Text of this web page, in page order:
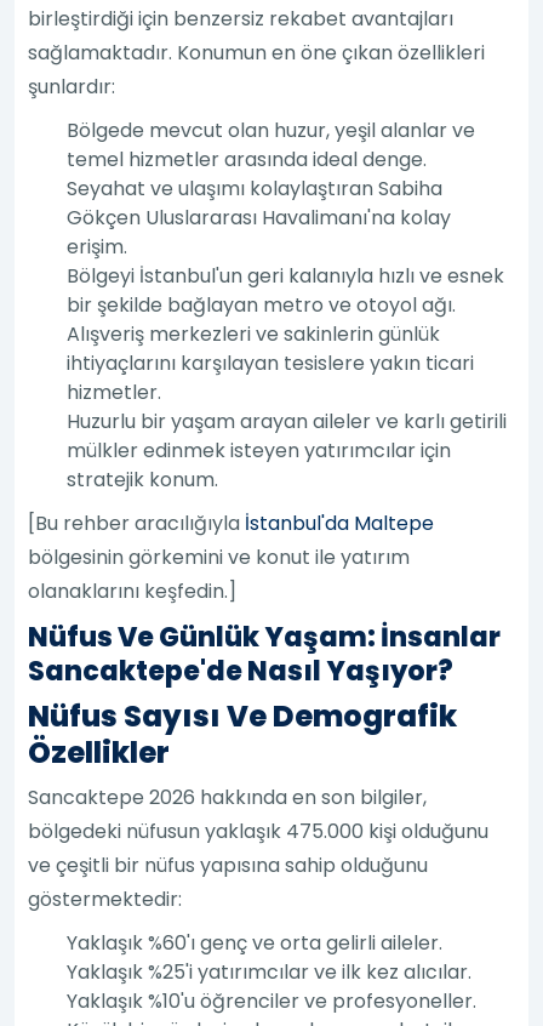
birleştirdiği için benzersiz rekabet avantajları
sağlamaktadır. Konumun en öne çıkan özellikleri
şunlardır:
Bölgede mevcut olan huzur, yeşil alanlar ve
temel hizmetler arasında ideal denge.
Seyahat ve ulaşımı kolaylaştıran Sabiha
Gökçen Uluslararası Havalimanı'na kolay
erişim.
Bölgeyi İstanbul'un geri kalanıyla hızlı ve esnek
bir şekilde bağlayan metro ve otoyol ağı.
Alışveriş merkezleri ve sakinlerin günlük
ihtiyaçlarını karşılayan tesislere yakın ticari
hizmetler.
Huzurlu bir yaşam arayan aileler ve karlı getirili
mülkler edinmek isteyen yatırımcılar için
stratejik konum.
[Bu rehber aracılığıyla İstanbul'da Maltepe
bölgesinin görkemini ve konut ile yatırım
olanaklarını keşfedin.]
Nüfus Ve Günlük Yaşam: İnsanlar
Sancaktepe'de Nasıl Yaşıyor?
Nüfus Sayısı Ve Demografik
Özellikler
Sancaktepe 2026 hakkında en son bilgiler,
bölgedeki nüfusun yaklaşık 475.000 kişi olduğunu
ve çeşitli bir nüfus yapısına sahip olduğunu
göstermektedir:
Yaklaşık %60'ı genç ve orta gelirli aileler.
Yaklaşık %25'i yatırımcılar ve ilk kez alıcılar.
Yaklaşık %10'u öğrenciler ve profesyoneller.